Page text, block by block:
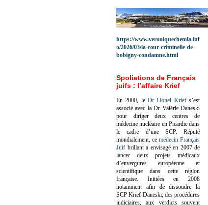
https://www.veroniquechemla.inf
o/2026/03/la-cour-criminelle-de-
bobigny-condamne.html
Spoliations de Français
juifs : l’affaire Krief
En 2000, le Dr Lionel Kriefs’est
associé avec la Dr Valérie Daneski
pour diriger deux centres de
médecine nucléaire en Picardie dans
le cadre d’une SCP. Réputé
mondialement, ce médecin Français
Juif brillant a envisagé en 2007 de
lancer deux projets médicaux
d’envergures européenne et
scientifique dans cette région
française. Initiées en 2008
notamment afin de dissoudre la
SCP Krief Daneski, des procédures
judiciaires, aux verdicts souvent